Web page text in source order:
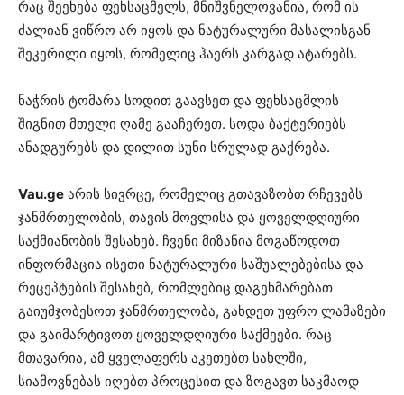
რაც შეეხება ფეხსაცმელს, მნიშვნელოვანია, რომ ის
ძალიან ვიწრო არ იყოს და ნატურალური მასალისგან
შეკერილი იყოს, რომელიც ჰაერს კარგად ატარებს.
ნაჭრის ტომარა სოდით გაავსეთ და ფეხსაცმლის
შიგნით მთელი ღამე გააჩერეთ. სოდა ბაქტერიებს
ანადგურებს და დილით სუნი სრულად გაქრება.
Vau.ge არის სივრცე, რომელიც გთავაზობთ რჩევებს
ჯანმრთელობის, თავის მოვლისა და ყოველდღიური
საქმიანობის შესახებ. ჩვენი მიზანია მოგაწოდოთ
ინფორმაცია ისეთი ნატურალური საშუალებებისა და
რეცეპტების შესახებ, რომლებიც დაგეხმარებათ
გაიუმჯობესოთ ჯანმრთელობა, გახდეთ უფრო ლამაზები
და გაიმარტივოთ ყოველდღიური საქმეები. რაც
მთავარია, ამ ყველაფერს აკეთებთ სახლში,
სიამოვნებას იღებთ პროცესით და ზოგავთ საკმაოდ